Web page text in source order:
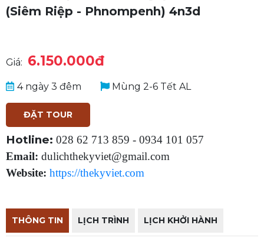
(Siêm Riệp - Phnompenh) 4n3d
Giá: 6.150.000đ
4 ngày 3 đêm Mùng 2-6 Tết AL
ĐẶT TOUR
Hotline: 028 62 713 859 - 0934 101 057
Email: dulichthekyviet@gmail.com
Website: https://thekyviet.com
THÔNG TIN LỊCH TRÌNH LỊCH KHỞI HÀNH